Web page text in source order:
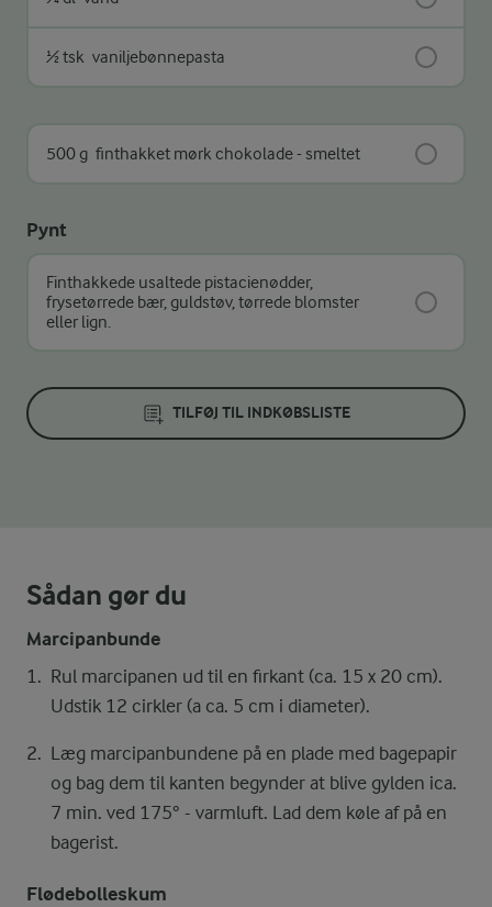
½ tsk vaniljebønnepasta
500 g finthakket mørk chokolade - smeltet
Pynt
Finthakkede usaltede pistacienødder,
frysetørrede bær, guldstøv, tørrede blomster
eller lign.
TILFØJ TIL INDKØBSLISTE
Sådan gør du
Marcipanbunde
Rul marcipanen ud til en firkant (ca. 15 x 20 cm).
Udstik 12 cirkler (a ca. 5 cm i diameter).
Læg marcipanbundene på en plade med bagepapir
og bag dem til kanten begynder at blive gylden ica.
7 min. ved 175° - varmluft. Lad dem køle af på en
bagerist.
Flødebolleskum